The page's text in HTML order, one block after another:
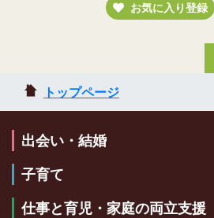
お気に入り登録
トップページ
出会い・結婚
子育て
仕事と育児・家庭の両立支援